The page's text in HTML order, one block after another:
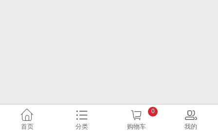
首页 分类 购物车
0
我的